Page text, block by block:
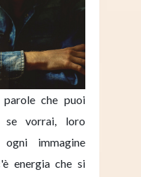
che puoi
se vorrai, loro
immagine
energia che si